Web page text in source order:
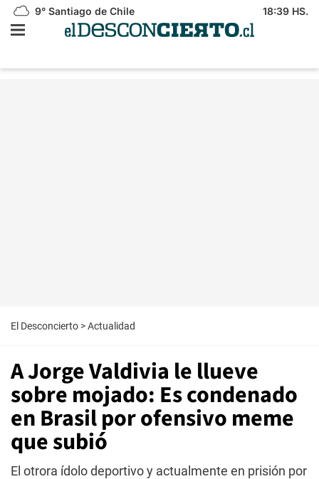
9° Santiago de Chile 18:39 HS.
El Desconcierto >Actualidad
A Jorge Valdivia le llueve
sobre mojado: Es condenado
en Brasil por ofensivo meme
que subió
El otrora ídolo deportivo y actualmente en prisión por